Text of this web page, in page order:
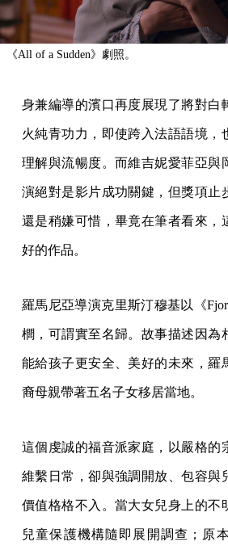
《All of a Sudden》劇照。
身兼編導的濱口再度展現了將對白
火純青功力，即使跨入法語語境，
理解與流暢度。而維吉妮愛菲亞與
演絕對是影片成功關鍵，但獎項止
還是稍嫌可惜，畢竟在筆者看來，
好的作品。
羅馬尼亞導演克里斯汀穆基以《
櫚，可謂實至名歸。故事描述因為
能給孩子更安全、美好的未來，羅
裔母親帶著五名子女移居當地。
這個虔誠的福音派家庭，以嚴格的
維繫日常，卻與強調開放、包容與
價值格格不入。當大女兒身上的不
兒童保護機構隨即展開調查；原